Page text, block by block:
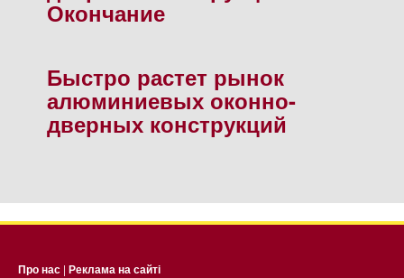
Окончание
Быстро растет рынок
алюминиевых оконно-
дверных конструкций
Про нас | Реклама на сайті